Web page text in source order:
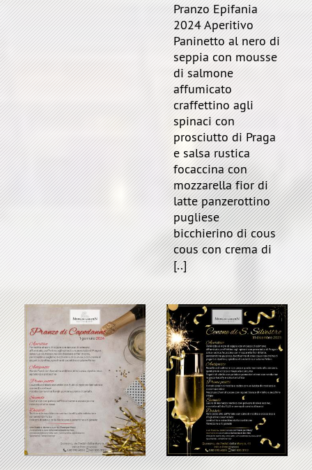
Pranzo Epifania
2024 Aperitivo
Paninetto al nero di
seppia con mousse
di salmone
affumicato
craffettino agli
spinaci con
prosciutto di Praga
e salsa rustica
focaccina con
mozzarella fior di
latte panzerottino
pugliese
bicchierino di cous
cous con crema di
[..]